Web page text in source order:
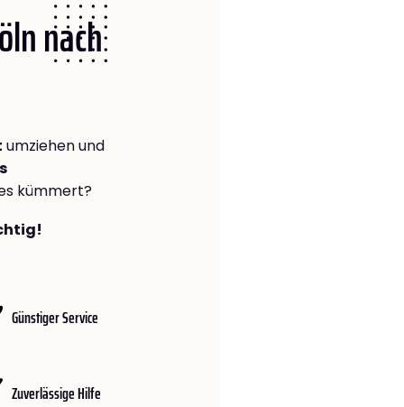
nach
umziehen und
kümmert?
Günstiger Service
Zuverlässige Hilfe